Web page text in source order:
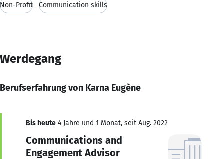
Non-Profit Communication skills
Werdegang
Berufserfahrung von Karna Eugène
Bis heute 4 Jahre und 1 Monat, seit Aug. 2022
Communications and
Engagement Advisor